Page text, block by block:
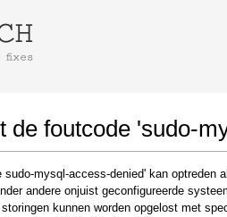
de foutcode 'sudo-
sudo-mysql-access-denied' kan optreden
andere onjuist geconfigureerde
kunnen worden opgelost met
using Google